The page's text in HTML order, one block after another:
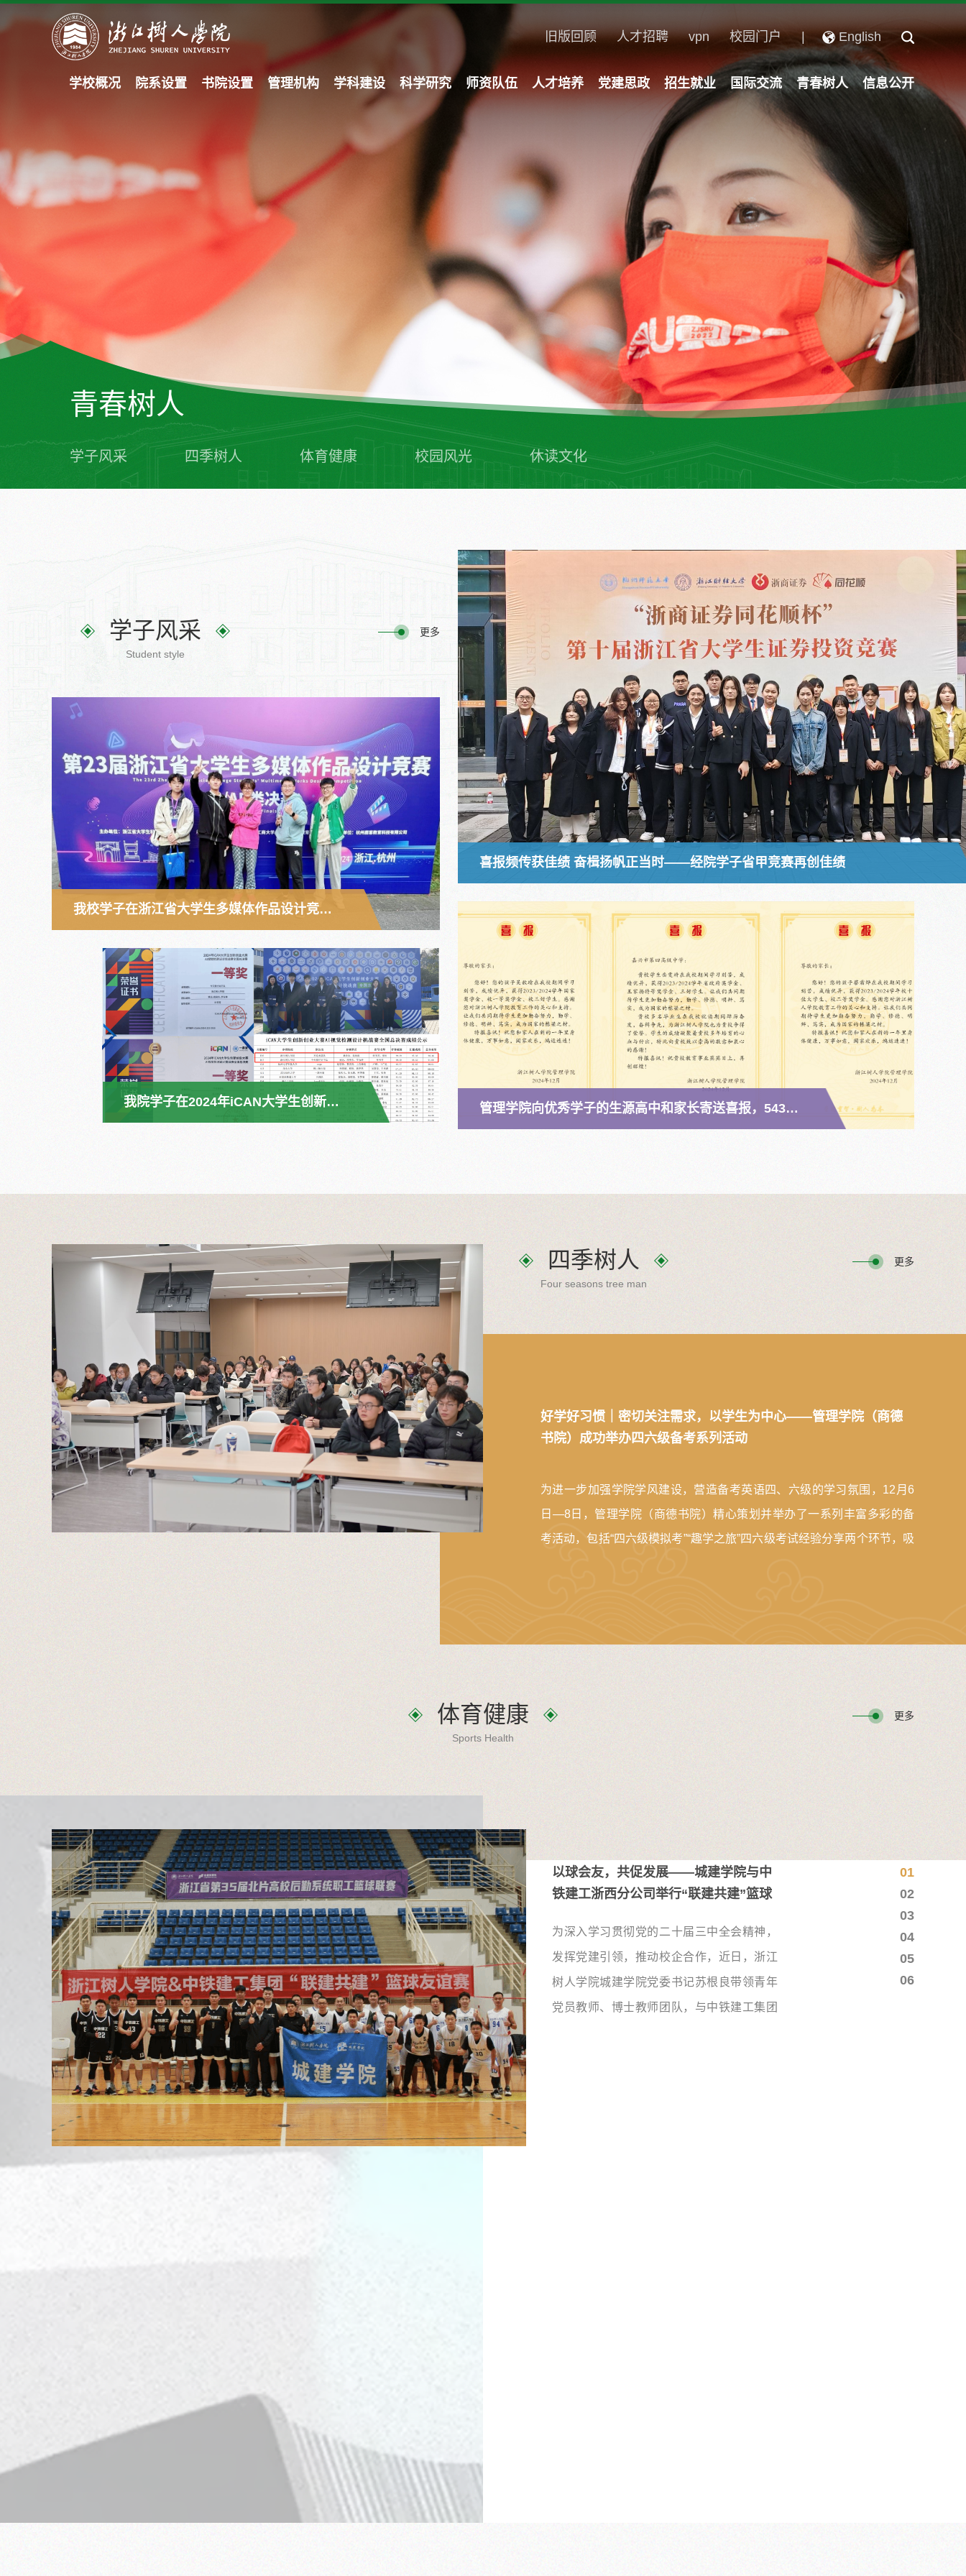
旧版回顾 人才招聘 vpn 校园门户 | English
学校概况 院系设置 书院设置 管理机构 学科建设 科学研究 师资队伍 人才培养 党建思政 招生就业 国际交流 青春树人 信息公开
青春树人
学子风采 四季树人 体育健康 校园风光 休读文化
学子风采
Student style
更多
我校学子在浙江省大学生多媒体作品设计竞赛中再创佳绩
我院学子在2024年iCAN大学生创新创业大赛AI视觉检测设计挑战赛全国总决赛中获得佳绩
喜报频传获佳绩 奋楫扬帆正当时——经院学子省甲竞赛再创佳绩
管理学院向优秀学子的生源高中和家长寄送喜报，543份暖心快递已签收！
四季树人
Four seasons tree man
更多
好学好习惯｜密切关注需求，以学生为中心——管理学院（商德
书院）成功举办四六级备考系列活动
为进一步加强学院学风建设，营造备考英语四、六级的学习氛围，12月6
日—8日，管理学院（商德书院）精心策划并举办了一系列丰富多彩的备
考活动，包括“四六级模拟考”“趣学之旅”四六级考试经验分享两个环节，吸
体育健康
Sports Health
更多
以球会友，共促发展——城建学院与中
铁建工浙西分公司举行“联建共建”篮球
为深入学习贯彻党的二十届三中全会精神，
发挥党建引领，推动校企合作，近日，浙江
树人学院城建学院党委书记苏根良带领青年
党员教师、博士教师团队，与中铁建工集团
01
02
03
04
05
06